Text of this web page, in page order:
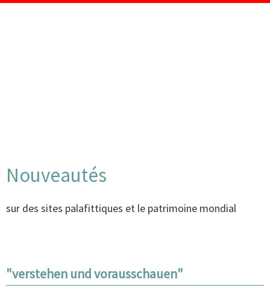
Nouveautés
sur des sites palafittiques et le patrimoine mondial
"verstehen und vorausschauen"